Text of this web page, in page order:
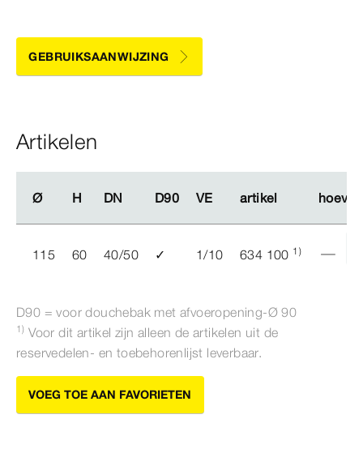
GEBRUIKSAANWIJZING
Artikelen
Ø H DN D90 VE artikel
Ø H DN D90 VE artikel
115 60 40/50 ✓ 1/10 634 100 1)
D90 = voor douchebak met afvoeropening-Ø90
1) Voor dit artikel zijn alleen de artikelen uit de
reservedelen- en toebehorenlijst leverbaar.
VOEG TOE AAN FAVORIETEN